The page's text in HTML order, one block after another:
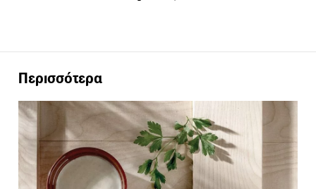
Περισσότερα